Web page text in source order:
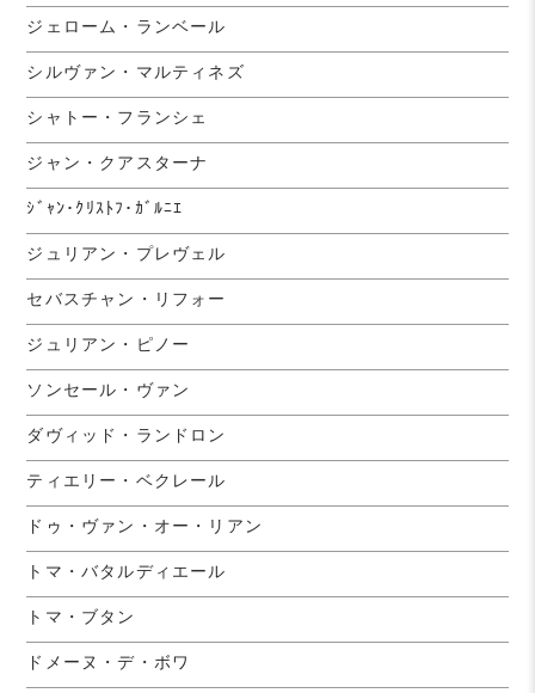
ジェローム・ランベール
シルヴァン・マルティネズ
シャトー・フランシェ
ジャン・クアスターナ
ｼﾞｬﾝ･ｸﾘｽﾄﾌ･ｶﾞﾙﾆｴ
ジュリアン・プレヴェル
セバスチャン・リフォー
ジュリアン・ピノー
ソンセール・ヴァン
ダヴィッド・ランドロン
ティエリー・ベクレール
ドゥ・ヴァン・オー・リアン
トマ・バタルディエール
トマ・ブタン
ドメーヌ・デ・ボワ